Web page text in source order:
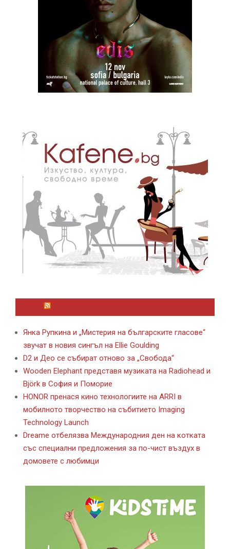
Янка Рупкина и „Мистерия на българските гласове“
звучат в новия сингъл на Ellie Goulding
D2 и Део се събират отново за „Свобода“
Wooden Elephant представя музиката на Radiohead и
Björk в София и Поморие
HONOR пренася кино технологиите на ARRI в
мобилното творчество на събитието Imaging
Technology Launch
Dreame отбелязва Международния ден на котката
със специални предложения за по-чист въздух в
домовете с любимци